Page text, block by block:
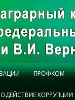
ПРОФКОМ
КОРРУПЦИИ